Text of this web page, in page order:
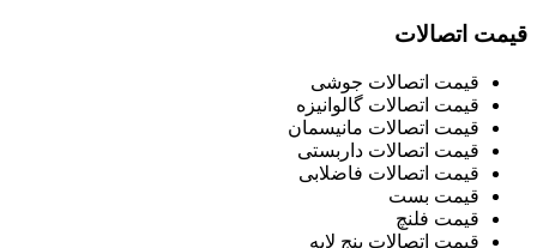
قیمت اتصالات
قیمت اتصالات جوشی
قیمت اتصالات گالوانیزه
قیمت اتصالات مانیسمان
قیمت اتصالات داربستی
قیمت اتصالات فاضلابی
قیمت بست
قیمت فلنچ
قیمت اتصالات پنج لایه